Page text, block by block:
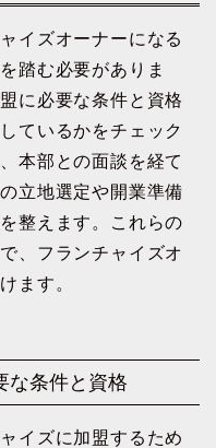
イズオーナーになる
踏む必要がありま
に必要な条件と資格
ているかをチェック
本部との面談を経て
立地選定や開業準備
整えます。これらの
、フランチャイズオ
ます。
な条件と資格
イズに加盟するため